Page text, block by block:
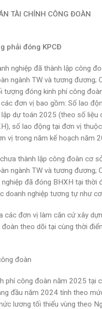
TÀI CHÍNH CÔNG ĐOÀN
phải đóng KPCĐ
nghiệp đã thành lập công
ngành TW và tương
đóng kinh phí công
đơn vị bao gồm: Số lao
dự toán 2025 (theo số
số lao động tại đơn vị
vị trong năm kế hoạch năm
thành lập công đoàn cơ
ngành TW và tương
đã đóng BHXH tại
nghiệp tương tự như
các đơn vị làm căn cứ xây
theo dõi tại cùng thời
đoàn
phí công đoàn năm 2025
đầu năm 2024 tính theo
lương tối thiểu vùng theo